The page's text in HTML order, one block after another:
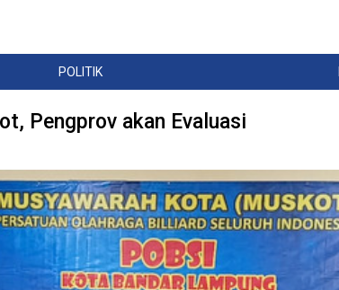
POLITIK
Pengprov akan Evaluasi